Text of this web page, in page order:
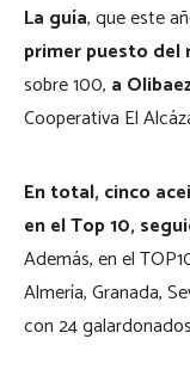
La guía, que este
primer puesto del
sobre 100, a
Cooperativa El
En total, cinco
en el Top 10,
Además, en el
Almería, Granada,
con 24